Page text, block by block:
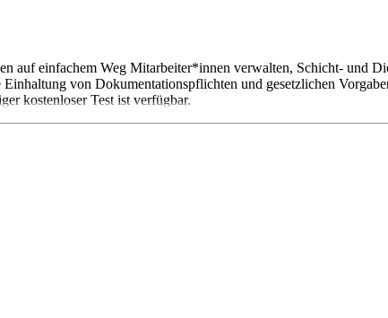
auf einfachem Weg Mitarbeiter*innen verwalten, Schicht- und
von Dokumentationspflichten und gesetzlichen
kostenloser Test ist verfügbar.